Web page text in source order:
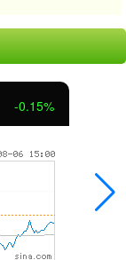
-0.15%